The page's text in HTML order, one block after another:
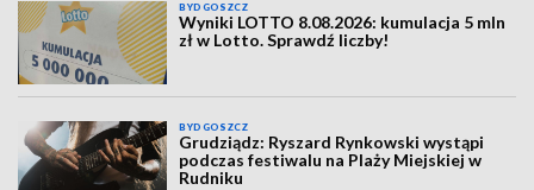
BYDGOSZCZ
Wyniki LOTTO 8.08.2026: kumulacja 5 mln
zł w Lotto. Sprawdź liczby!
BYDGOSZCZ
Grudziądz: Ryszard Rynkowski wystąpi
podczas festiwalu na Plaży Miejskiej w
Rudniku